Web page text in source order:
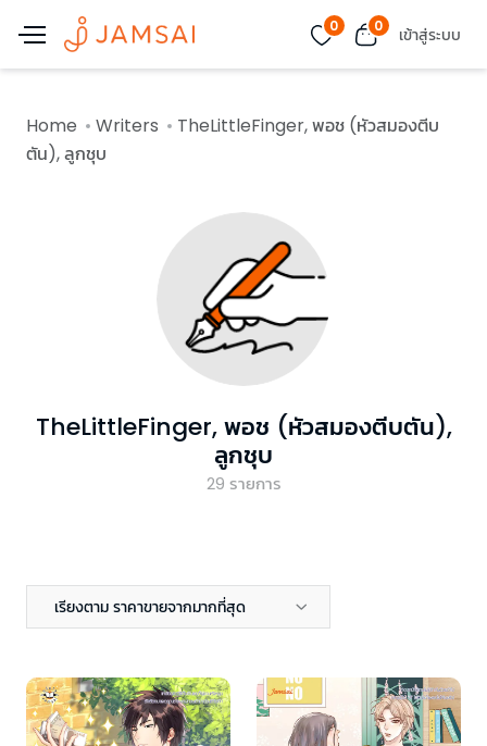
0 0 เข้าสู่ระบบ
Home Writers
TheLittleFinger, พอช (หัวสมองตีบ
ตัน), ลูกชุบ
TheLittleFinger, พอช (หัวสมองตีบตัน),
ลูกชุบ
29 รายการ
เรียงตาม ราคาขายจากมากที่สุด